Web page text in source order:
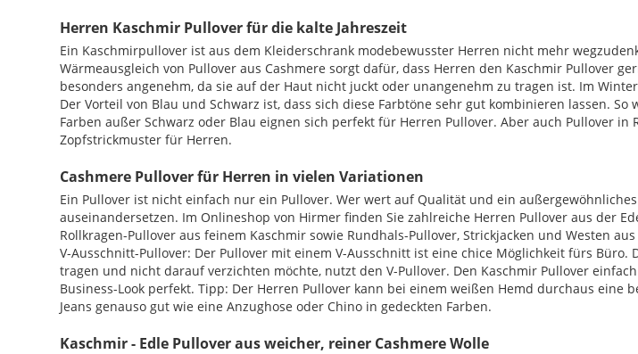
Herren Kaschmir Pullover für die kalte Jahreszeit
Ein Kaschmirpullover ist aus dem Kleiderschrank modebewusster Herren nicht mehr
Wärmeausgleich von Pullover aus Cashmere sorgt dafür, dass Herren den Kaschmir Pullover
besonders angenehm, da sie auf der Haut nicht juckt oder unangenehm zu tragen ist. Im
Der Vorteil von Blau und Schwarz ist, dass sich diese Farbtöne sehr gut kombinieren lassen.
Farben außer Schwarz oder Blau eignen sich perfekt für Herren Pullover. Aber auch Pullover
Zopfstrickmuster für Herren.
Cashmere Pullover für Herren in vielen Variationen
Ein Pullover ist nicht einfach nur ein Pullover. Wer wert auf Qualität und ein
auseinandersetzen. Im Onlineshop von Hirmer finden Sie zahlreiche Herren Pullover aus der
Rollkragen-Pullover aus feinem Kaschmir sowie Rundhals-Pullover, Strickjacken und Westen aus
V-Ausschnitt-Pullover: Der Pullover mit einem V-Ausschnitt ist eine chice Möglichkeit fürs
tragen und nicht darauf verzichten möchte, nutzt den V-Pullover. Den Kaschmir Pullover
Business-Look perfekt. Tipp: Der Herren Pullover kann bei einem weißen Hemd durchaus eine
Jeans genauso gut wie eine Anzughose oder Chino in gedeckten Farben.
Kaschmir - Edle Pullover aus weicher, reiner Cashmere Wolle